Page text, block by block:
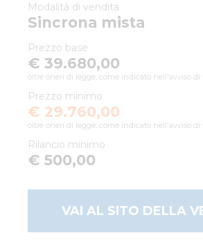
Modalità di vendita
Sincrona mista
Prezzo base
€ 39.680,00
oltre oneri di legge, come indicato nell'avviso di
Prezzo minimo
€ 29.760,00
oltre oneri di legge, come indicato nell'avviso di
Rilancio minimo
€ 500,00
VAI AL SITO DELLA